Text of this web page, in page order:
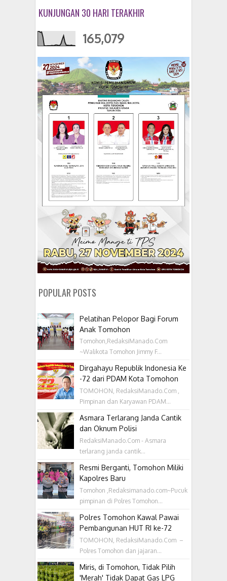
KUNJUNGAN 30 HARI TERAKHIR
165,079
POPULAR POSTS
Pelatihan Pelopor Bagi Forum
Anak Tomohon
Tomohon,RedaksiManado.Com
~Walikota Tomohon Jimmy F...
Dirgahayu Republik Indonesia Ke
-72 dari PDAM Kota Tomohon
TOMOHON, RedaksiManado.Com ,
Pimpinan dan Karyawan PDAM...
Asmara Terlarang Janda Cantik
dan Oknum Polisi
RedaksiManado.Com - Asmara
terlarang janda cantik...
Resmi Berganti, Tomohon Miliki
Kapolres Baru
Tomohon ,Redaksimanado.com~Pucuk
pimpinan di Polres Tomohon...
Polres Tomohon Kawal Pawai
Pembangunan HUT RI ke-72
TOMOHON, RedaksiManado.Com –
Polres Tomohon dan jajaran...
Miris, di Tomohon, Tidak Pilih
'Merah' Tidak Dapat Gas LPG